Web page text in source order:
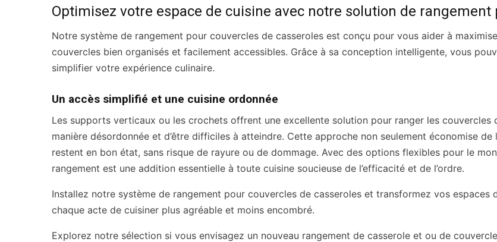
Optimisez votre espace de cuisine avec notre solution de
Notre système de rangement pour couvercles de casseroles est conçu pour vous aider à
couvercles bien organisés et facilement accessibles. Grâce à sa conception intelligente, vous
simplifier votre expérience culinaire.
Un accès simplifié et une cuisine ordonnée
Les supports verticaux ou les crochets offrent une excellente solution pour ranger les couvercles
manière désordonnée et d’être difficiles à atteindre. Cette approche non seulement économise
restent en bon état, sans risque de rayure ou de dommage. Avec des options flexibles pour le
rangement est une addition essentielle à toute cuisine soucieuse de l’efficacité et de l’ordre.
Installez notre système de rangement pour couvercles de casseroles et transformez vos
chaque acte de cuisiner plus agréable et moins encombré.
Explorez notre sélection si vous envisagez un nouveau rangement de casserole et ou de